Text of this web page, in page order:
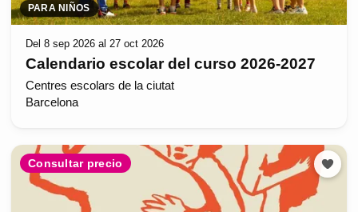
PARA NIÑOS
Del 8 sep 2026 al 27 oct 2026
Calendario escolar del curso 2026-2027
Centres escolars de la ciutat
Barcelona
Consultar precio